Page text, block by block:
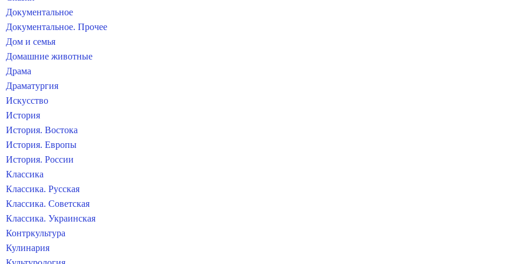
Документальное
Документальное. Прочее
Дом и семья
Домашние животные
Драма
Драматургия
Искусство
История
История. Востока
История. Европы
История. России
Классика
Классика. Русская
Классика. Советская
Классика. Украинская
Контркультура
Кулинария